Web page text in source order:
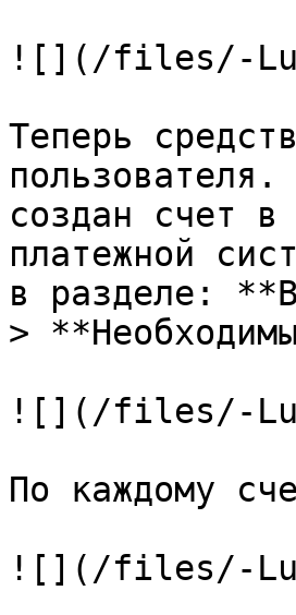
![](/files/-
Теперь
создан счет
платежной
в разделе:
>
![](/files/-
По каждому
![](/files/-